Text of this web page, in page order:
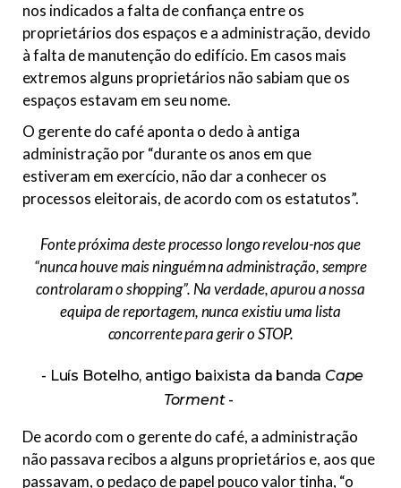
nos indicados a falta de confiança entre os
proprietários dos espaços e a administração, devido
à falta de manutenção do edifício. Em casos mais
extremos alguns proprietários não sabiam que os
espaços estavam em seu nome.
O gerente do café aponta o dedo à antiga
administração por “durante os anos em que
estiveram em exercício, não dar a conhecer os
processos eleitorais, de acordo com os estatutos”.
Fonte próxima deste processo longo revelou-nos que
“nunca houve mais ninguém na administração, sempre
controlaram o shopping”. Na verdade, apurou a nossa
equipa de reportagem, nunca existiu uma lista
concorrente para gerir o STOP.
Luís Botelho, antigo baixista da banda Cape
Torment
De acordo com o gerente do café, a administração
não passava recibos a alguns proprietários e, aos que
passavam, o pedaço de papel pouco valor tinha, “o